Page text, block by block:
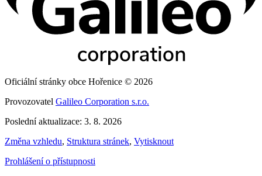
Oficiální stránky obce Hořenice © 2026
Provozovatel Galileo Corporation s.r.o.
Poslední aktualizace: 3. 8. 2026
Změna vzhledu, Struktura stránek, Vytisknout
Prohlášení o přístupnosti